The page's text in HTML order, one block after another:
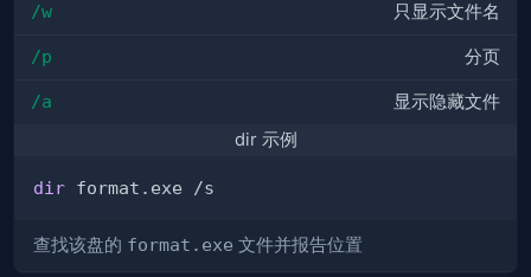
/w 只显示文件名
/p 分页
/a
显示隐藏文件
dir 示例
dir
查找该盘的 format.exe 文件并报告位置